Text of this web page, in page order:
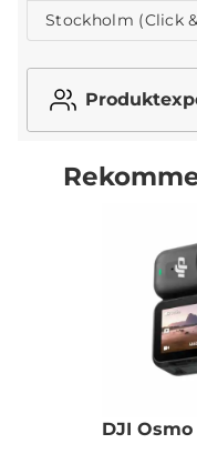
Stockholm (Click
DJI Osmo